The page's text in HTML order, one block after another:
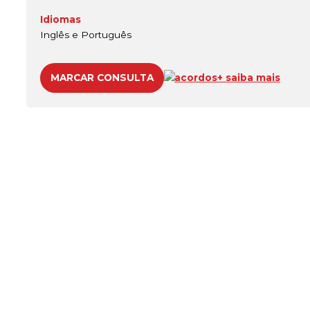
Idiomas
Inglês e Português
MARCAR CONSULTA acordos+ saiba mais